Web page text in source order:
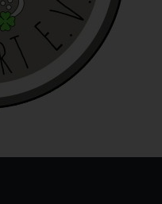
Person angesehen, die
mittels Zuordnung zu
zu einer Kennnummer,
Kennung oder zu
Merkmalen, die
genetischen,
oder sozialen